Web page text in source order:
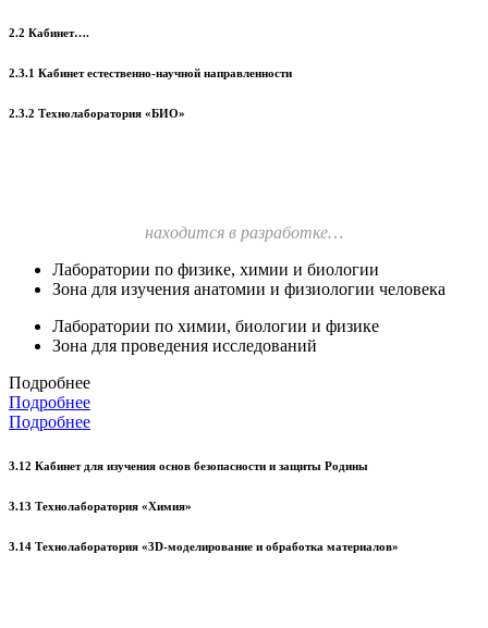
2.2 Кабинет….
2.3.1 Кабинет естественно-научной направленности
2.3.2 Технолаборатория «БИО»
находится в разработке…
Лаборатории по физике, химии и биологии
Зона для изучения анатомии и физиологии человека
Лаборатории по химии, биологии и физике
Зона для проведения исследований
Подробнее
Подробнее
Подробнее
3.12 Кабинет для изучения основ безопасности и защиты Родины
3.13 Технолаборатория «Химия»
3.14 Технолаборатория «3D-моделирование и обработка материалов»